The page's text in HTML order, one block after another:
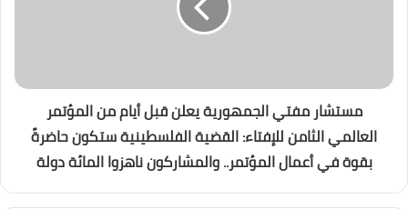
مستشار مفتي الجمهورية يعلن قبل أيام من المؤتمر
العالمي الثامن للإفتاء: القضية الفلسطينية ستكون حاضرةً
بقوة في أعمال المؤتمر.. والمشاركون ناهزوا المائة دولة